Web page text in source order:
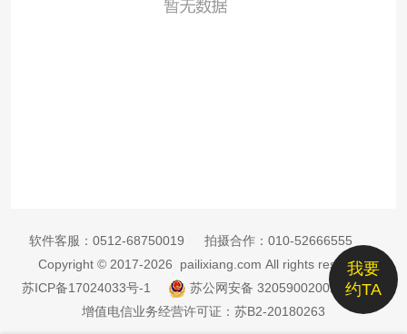
我要
约TA
软件客服： 0512-68750019 拍摄合作： 010-52666555
Copyright © 2017-2026 pailixiang.com All rights reserved
苏ICP备17024033号-1
苏公网安备 32059002002885号
增值电信业务经营许可证：苏B2-20180263